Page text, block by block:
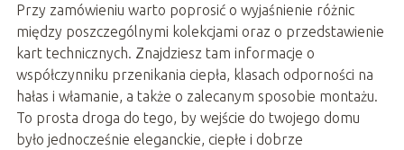
Przy zamówieniu warto poprosić o wyjaśnienie różnic
między poszczególnymi kolekcjami oraz o przedstawienie
kart technicznych. Znajdziesz tam informacje o
współczynniku przenikania ciepła, klasach odporności na
hałas i włamanie, a także o zalecanym sposobie montażu.
To prosta droga do tego, by wejście do twojego domu
było jednocześnie eleganckie, ciepłe i dobrze